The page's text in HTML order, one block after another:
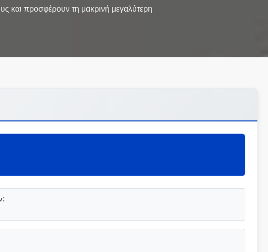
και προσφέρουν τη μακρινή μεγαλύτερη